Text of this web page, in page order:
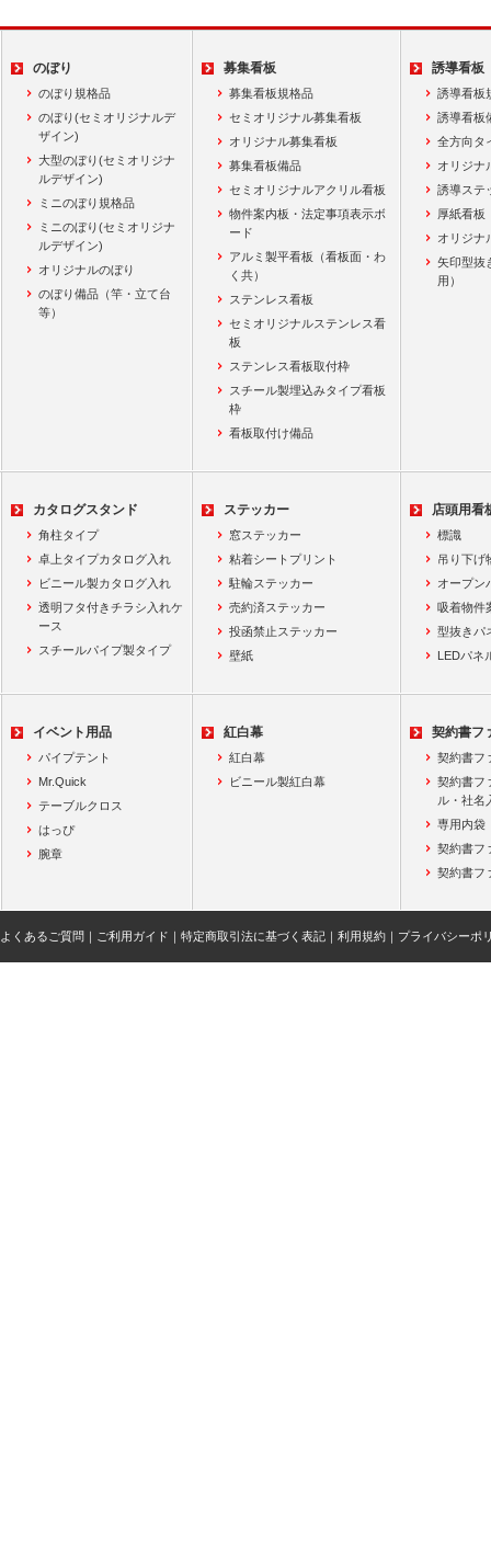
のぼり
のぼり規格品
のぼり(セミオリジナルデ
ザイン)
大型のぼり(セミオリジナ
ルデザイン)
ミニのぼり規格品
ミニのぼり(セミオリジナ
ルデザイン)
オリジナルのぼり
のぼり備品（竿・立て台
等）
募集看板
募集看板規格品
セミオリジナル募集看板
オリジナル募集看板
募集看板備品
セミオリジナルアクリル看板
物件案内板・法定事項表示ボ
ード
アルミ製平看板（看板面・わ
く共）
ステンレス看板
セミオリジナルステンレス看
板
ステンレス看板取付枠
スチール製埋込みタイプ看板
枠
看板取付け備品
誘導看板
誘導看板
誘導看板
全方向タ
オリジナ
誘導ステ
厚紙看板
オリジナ
矢印型抜
用）
カタログスタンド
角柱タイプ
卓上タイプカタログ入れ
ビニール製カタログ入れ
透明フタ付きチラシ入れケ
ース
スチールパイプ製タイプ
ステッカー
窓ステッカー
粘着シートプリント
駐輪ステッカー
売約済ステッカー
投函禁止ステッカー
壁紙
店頭用看
標識
吊り下げ
オープン
吸着物件
型抜きパ
LEDパネ
イベント用品
パイプテント
Mr.Quick
テーブルクロス
はっぴ
腕章
紅白幕
紅白幕
ビニール製紅白幕
契約書フ
契約書フ
契約書フ
ル・社名
専用内袋
契約書フ
契約書フ
よくあるご質問 ご利用ガイド 特定商取引法に基づく表記 利用規約 プライバシーポ